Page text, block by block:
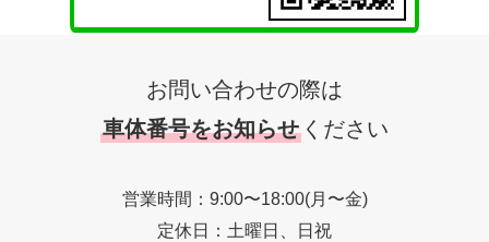
お問い合わせの際は
車体番号をお知らせ ください
営業時間：9:00〜18:00(月〜金)
定休日：土曜日、日祝